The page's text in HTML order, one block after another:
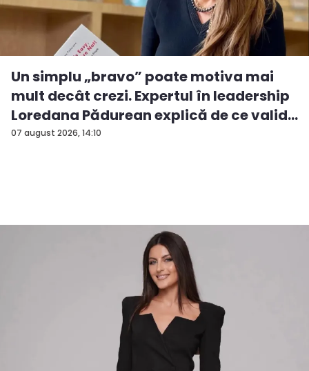
07 august 2026, 14:10
Un simplu „bravo” poate motiva mai
mult decât crezi. Expertul în leadership
Loredana Pădurean explică de ce valid...